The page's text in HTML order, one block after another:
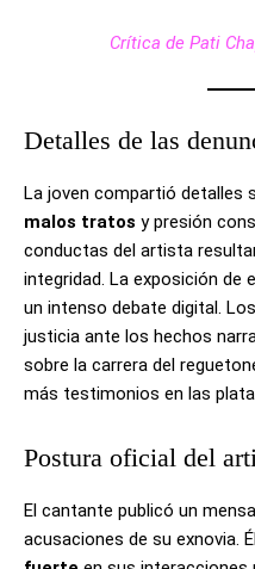
Crítica de Pati
Detalles de las
La joven compartió detalles
malos tratos y presión
conductas del artista
integridad. La exposición de
un intenso debate digital.
justicia ante los hechos
sobre la carrera del
más testimonios en las
Postura oficial del
El cantante publicó un
acusaciones de su exnovia.